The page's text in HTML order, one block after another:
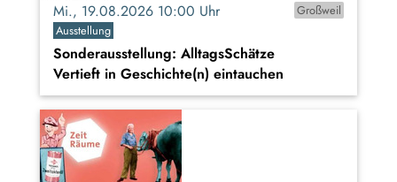
Mi., 19.08.2026 10:00 Uhr
Großweil
Ausstellung
Sonderausstellung: AlltagsSchätze
Vertieft in Geschichte(n) eintauchen